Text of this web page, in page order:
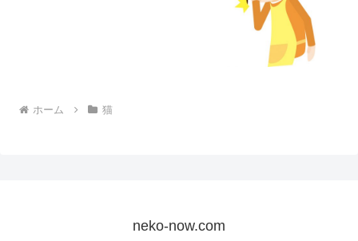
ホーム 猫
neko-now.com